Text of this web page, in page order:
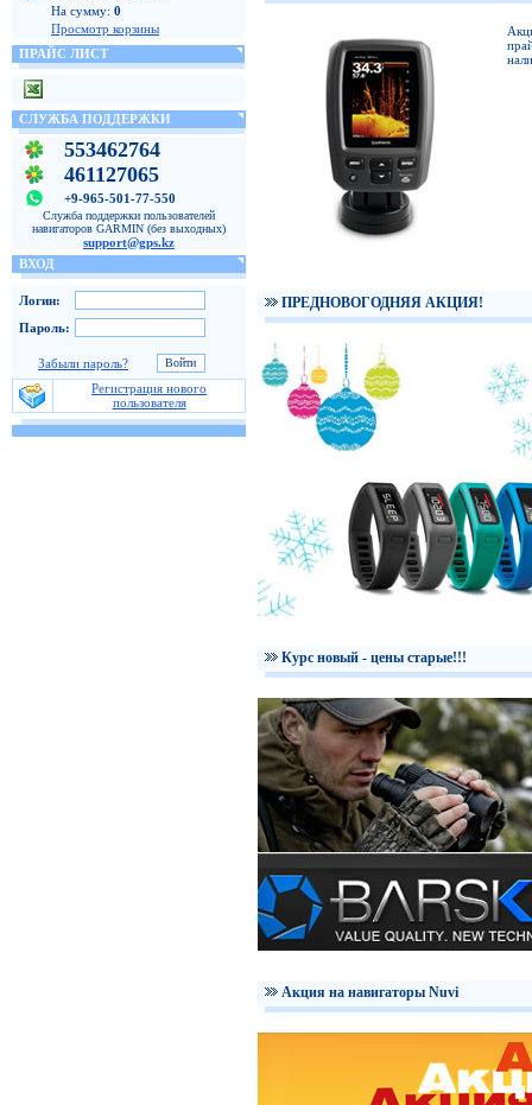
На сумму: 0
Просмотр корзины
ПРАЙС ЛИСТ
СЛУЖБА ПОДДЕРЖКИ
553462764
461127065
+9-965-501-77-550
Служба поддержки пользователей
навигаторов GARMIN (без выходных)
support@gps.kz
ВХОД
Логин:
Пароль:
Забыли пароль?
Регистрация нового
пользователя
ПРЕДНОВОГОДНЯЯ АКЦИЯ!
Курс новый - цены старые!!!
Акция на навигаторы Nuvi